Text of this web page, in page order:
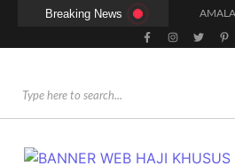
Breaking News
HUKUM DAN SYARAT MENGHADIRI UNDANGAN (IJABAT AD-DA’WAH) AMALAN-AMALAN PENJAMIN RUMAH DI SURGA